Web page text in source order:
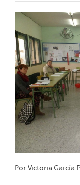
Por Victoria García